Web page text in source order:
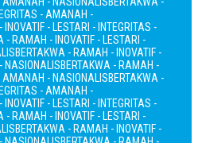
- AMANAH -
- LESTARI - INTEGRITAS -
- RAMAH - INOVATIF - LESTARI -
BERTAKWA - RAMAH - INOVATIF -
NASIONALISBERTAKWA - RAMAH -
AMANAH - NASIONALISBERTAKWA -
- AMANAH -
- LESTARI - INTEGRITAS -
- RAMAH - INOVATIF - LESTARI -
BERTAKWA - RAMAH - INOVATIF -